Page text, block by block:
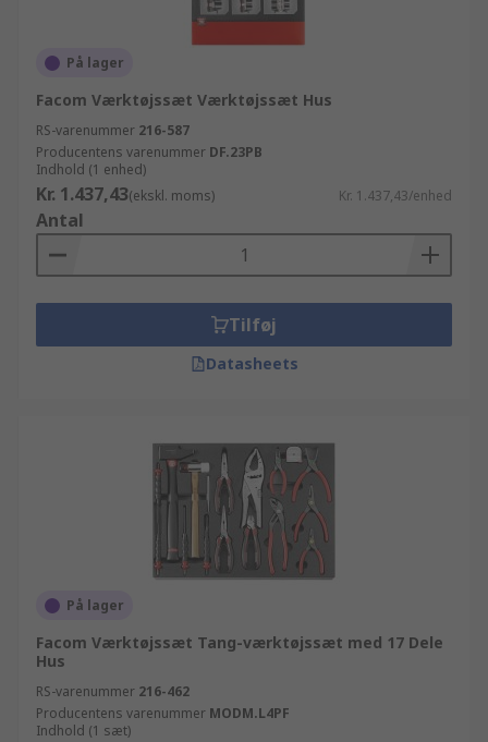
På lager
Facom Værktøjssæt Værktøjssæt Hus
RS-varenummer 216-587
Producentens varenummer DF.23PB
Indhold (1 enhed)
Kr. 1.437,43(ekskl. moms) Kr. 1.437,43/enhed
Antal
Tilføj
Datasheets
På lager
Facom Værktøjssæt Tang-værktøjssæt med 17 Dele
Hus
RS-varenummer 216-462
Producentens varenummer MODM.L4PF
Indhold (1 sæt)